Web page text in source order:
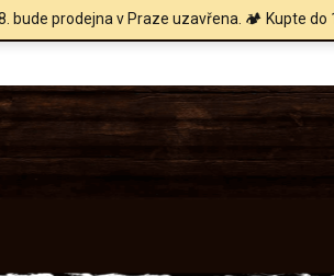
bude prodejna v Praze uzavřena. 🏕️ Kupte